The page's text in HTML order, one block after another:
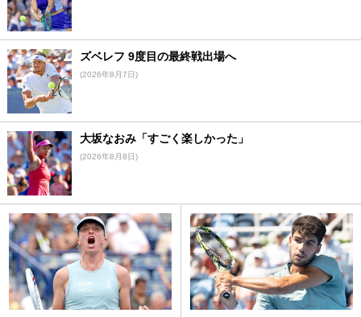
ズベレフ 9度目の最終戦出場へ
(2026年8月7日)
大坂なおみ「すごく楽しかった」
(2026年8月8日)